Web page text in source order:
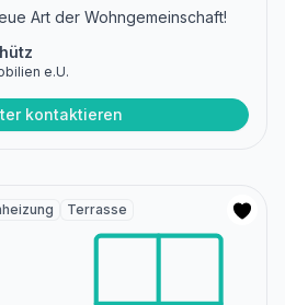
Art der Wohngemeinschaft!
e.U.
kontaktieren
Terrasse